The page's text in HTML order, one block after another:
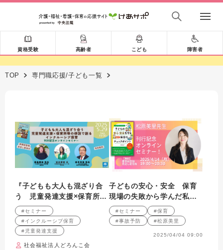
資格受験 高齢者 こども 障害者
TOP 専門職応援/子ども一覧
『子どもも大人も混ざり合
う 児童発達支援×保育所等
の併設で創るインクルーシ
ブ保育』刊行記念オンライ
ンセミナー
#セミナー
#インクルーシブ保育
#児童発達支援
社会福祉法人どろんこ会
子どもの安心・安全 保育
現場の失敗から学んだ私た
ちの重要ポイント
#セミナー
#保育
#事故予防
#松原美里
2025/04/04 09:00